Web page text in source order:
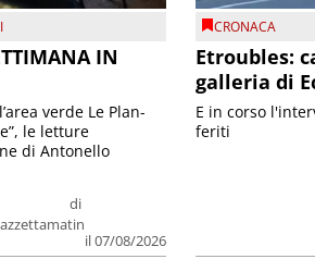
IN
di
il 07/08/2026
verde Le Plan-
le letture
di Antonello
CRONACA
Etroubles:
galleria di
E in corso
feriti